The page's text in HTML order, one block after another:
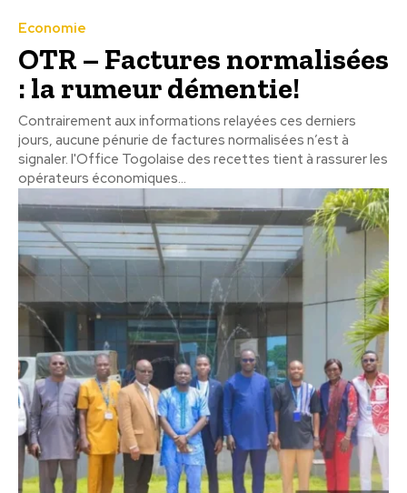
Economie
OTR – Factures normalisées
: la rumeur démentie!
Contrairement aux informations relayées ces derniers
jours, aucune pénurie de factures normalisées n’est à
signaler. l'Office Togolaise des recettes tient à rassurer les
opérateurs économiques...